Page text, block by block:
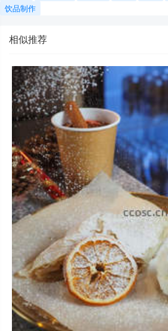
饮品制作
相似推荐